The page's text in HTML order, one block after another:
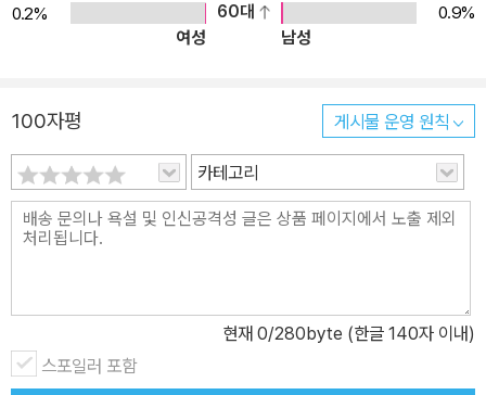
치교육을 위해 오랫동안 학교에서 정치교육을 해 온 교사들이 한 권
한 권 꼼꼼하게 읽고 토론하며 가장 중요한 정치사상 고전들을 가려
엮은이들의 노력으로, 읽는 것만으로도 민주주의의 흐름을 파악할 수
생들은 자신이 어떠한 사회에서 살고 있으며 어떻게 살아야 하는지를
고민하고 시민으로서의 자각을 일깨울 수 있을 것이다. 또한 생업에
바쁜 일반 시민들이 플라톤이니 로크니 루소니 하는 사상가들의 저작
당할 것이다. 청소년과 시민들이 정치학 고전을 ‘직접’ 읽다 ― 고전
을 읽으며 민주주의에 대해 스스로 사고하는 힘을 키우다 플라톤의
《국가》, 아리스토텔레스의 《정치학》, 홉스의 《리바이어던》, 아렌트
0.2%
60대
0.9%
여성
남성
100자평 게시물 운영 원칙
카테고리
현재 0/280byte (한글 140자 이내)
스포일러 포함